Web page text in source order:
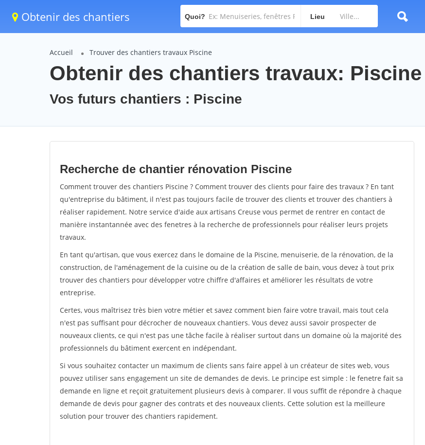
Obtenir des chantiers Quoi? Lieu
Accueil Trouver des chantiers travaux Piscine
Obtenir des chantiers travaux: Piscine
Vos futurs chantiers : Piscine
Recherche de chantier rénovation Piscine
Comment trouver des chantiers Piscine ? Comment trouver des clients pour faire des travaux ? En tant
qu'entreprise du bâtiment, il n'est pas toujours facile de trouver des clients et trouver des chantiers à
réaliser rapidement. Notre service d'aide aux artisans Creuse vous permet de rentrer en contact de
manière instantannée avec des fenetres à la recherche de professionnels pour réaliser leurs projets
travaux.
En tant qu'artisan, que vous exercez dans le domaine de la Piscine, menuiserie, de la rénovation, de la
construction, de l'aménagement de la cuisine ou de la création de salle de bain, vous devez à tout prix
trouver des chantiers pour développer votre chiffre d'affaires et améliorer les résultats de votre
entreprise.
Certes, vous maîtrisez très bien votre métier et savez comment bien faire votre travail, mais tout cela
n'est pas suffisant pour décrocher de nouveaux chantiers. Vous devez aussi savoir prospecter de
nouveaux clients, ce qui n'est pas une tâche facile à réaliser surtout dans un domaine où la majorité des
professionnels du bâtiment exercent en indépendant.
Si vous souhaitez contacter un maximum de clients sans faire appel à un créateur de sites web, vous
pouvez utiliser sans engagement un site de demandes de devis. Le principe est simple : le fenetre fait sa
demande en ligne et reçoit gratuitement plusieurs devis à comparer. Il vous suffit de répondre à chaque
demande de devis pour gagner des contrats et des nouveaux clients. Cette solution est la meilleure
solution pour trouver des chantiers rapidement.